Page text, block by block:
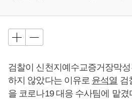
검찰이 신천지예수교증거장막
하지 않았다는 이유로 윤석열 검
을 코로나19 대응 수사팀에 맡겼